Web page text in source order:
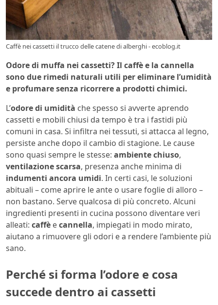
Caffè nei cassetti il trucco delle catene di alberghi - ecoblog.it
Odore di muffa nei cassetti? Il caffè e la cannella
sono due rimedi naturali utili per eliminare l’umidità
e profumare senza ricorrere a prodotti chimici.
L’odore di umidità che spesso si avverte aprendo
cassetti e mobili chiusi da tempo è tra i fastidi più
comuni in casa. Si infiltra nei tessuti, si attacca al legno,
persiste anche dopo il cambio di stagione. Le cause
sono quasi sempre le stesse: ambiente chiuso,
ventilazione scarsa, presenza anche minima di
indumenti ancora umidi. In certi casi, le soluzioni
abituali – come aprire le ante o usare foglie di alloro –
non bastano. Serve qualcosa di più concreto. Alcuni
ingredienti presenti in cucina possono diventare veri
alleati: caffè ecannella, impiegati in modo mirato,
aiutano a rimuovere gli odori e a rendere l’ambiente più
sano.
Perché si forma l’odore e cosa
succede dentro ai cassetti